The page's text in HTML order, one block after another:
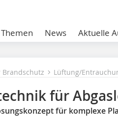
Themen News Aktuelle
Brandschutz Lüftung/
für
für komplexe